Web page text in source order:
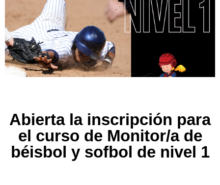
Abierta la inscripción para
el curso de Monitor/a de
béisbol y sofbol de nivel 1